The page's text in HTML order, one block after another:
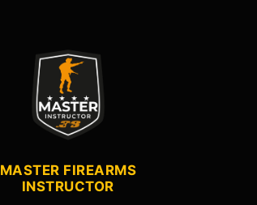
MASTER FIREARMS
INSTRUCTOR